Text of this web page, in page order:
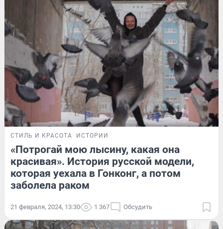
СТИЛЬ И КРАСОТА ИСТОРИИ
«Потрогай мою лысину, какая она
красивая». История русской модели,
которая уехала в Гонконг, а потом
заболела раком
21 февраля, 2024, 13:30 1 367 Обсудить